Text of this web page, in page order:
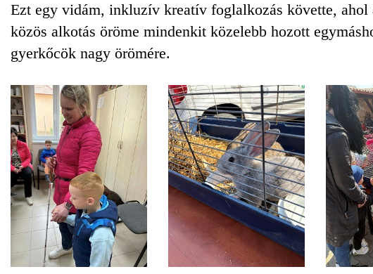
Ezt egy vidám, inkluzív kreatív foglalkozás követte,
közös alkotás öröme mindenkit közelebb hozott
gyerkőcök nagy örömére.